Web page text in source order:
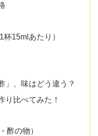
15mlあたり）
」、味はどう違う？
り比べてみた！
酢の物）